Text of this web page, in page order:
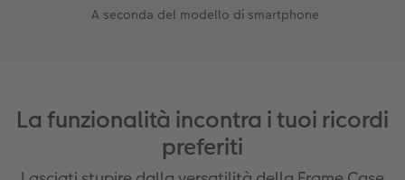
A seconda del modello di smartphone
La funzionalità incontra i tuoi ricordi
preferiti